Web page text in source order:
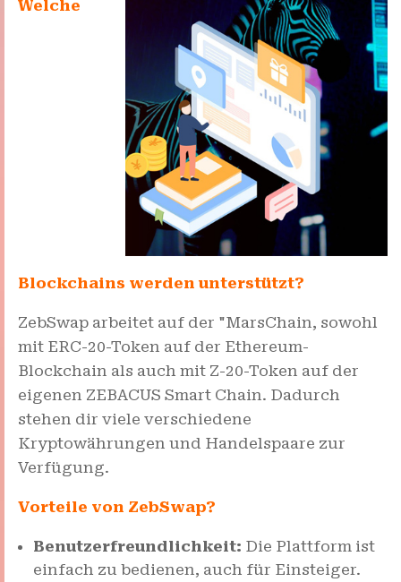
Welche
Blockchains werden unterstützt?
ZebSwap arbeitet auf der "MarsChain, sowohl
mit ERC-20-Token auf der Ethereum-
Blockchain als auch mit Z-20-Token auf der
eigenen ZEBACUS Smart Chain. Dadurch
stehen dir viele verschiedene
Kryptowährungen und Handelspaare zur
Verfügung.
Vorteile von ZebSwap?
Benutzerfreundlichkeit: Die Plattform ist
einfach zu bedienen, auch für Einsteiger.